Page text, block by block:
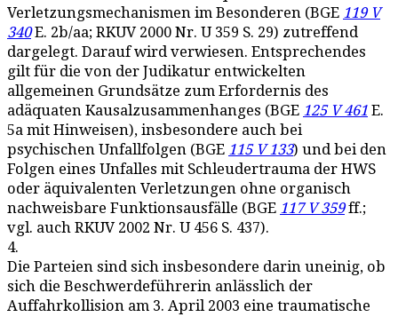
Verletzungsmechanismen im Besonderen (BGE 119 V
340E. 2b/aa; RKUV 2000 Nr. U 359 S. 29) zutreffend
dargelegt. Darauf wird verwiesen. Entsprechendes
gilt für die von der Judikatur entwickelten
allgemeinen Grundsätze zum Erfordernis des
adäquaten Kausalzusammenhanges (BGE 125 V 461 E.
5a mit Hinweisen), insbesondere auch bei
psychischen Unfallfolgen (BGE 115 V 133) und bei den
Folgen eines Unfalles mit Schleudertrauma der HWS
oder äquivalenten Verletzungen ohne organisch
nachweisbare Funktionsausfälle (BGE 117 V 359ff.;
vgl. auch RKUV 2002 Nr. U 456 S. 437).
4.
Die Parteien sind sich insbesondere darin uneinig, ob
sich die Beschwerdeführerin anlässlich der
Auffahrkollision am 3. April 2003 eine traumatische